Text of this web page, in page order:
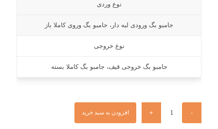
نوع وردی
جامبو بگ ورودی لبه دار، جامبو بگ وروی کاملا باز
نوع خروجی
جامبو بگ خروجی قیف، جامبو بگ کاملا بسته
افزودن به سبد خرید